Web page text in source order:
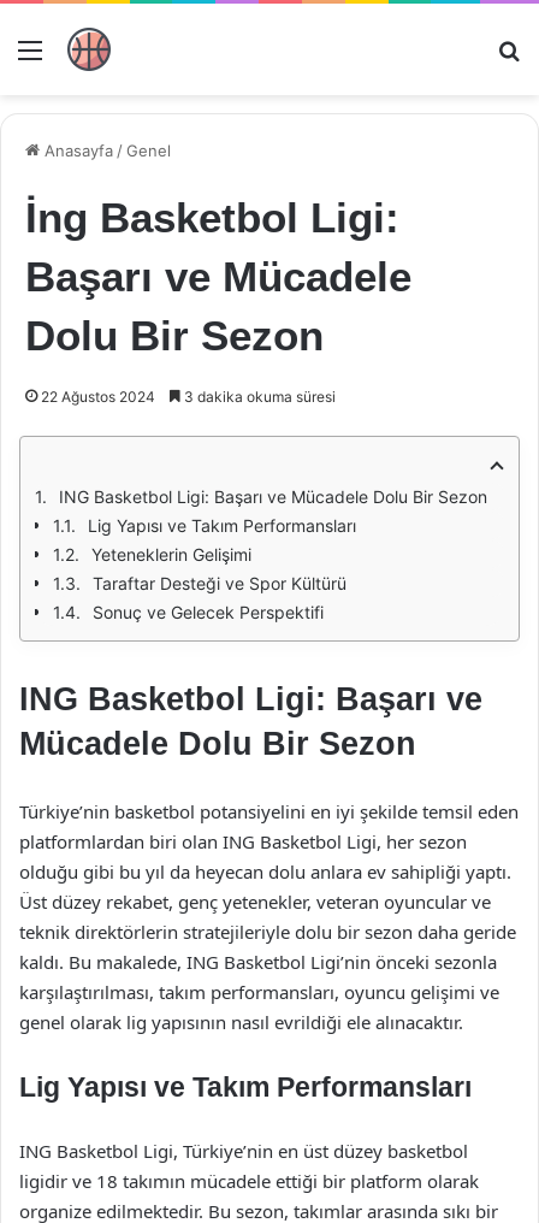
Menü
Anasayfa /Genel
İng Basketbol Ligi:
Başarı ve Mücadele
Dolu Bir Sezon
22 Ağustos 2024 3 dakika okuma süresi
ING Basketbol Ligi: Başarı ve Mücadele Dolu Bir Sezon
Lig Yapısı ve Takım Performansları
Yeteneklerin Gelişimi
Taraftar Desteği ve Spor Kültürü
Sonuç ve Gelecek Perspektifi
ING Basketbol Ligi: Başarı ve
Mücadele Dolu Bir Sezon
Türkiye’nin basketbol potansiyelini en iyi şekilde temsil eden
platformlardan biri olan ING Basketbol Ligi, her sezon
olduğu gibi bu yıl da heyecan dolu anlara ev sahipliği yaptı.
Üst düzey rekabet, genç yetenekler, veteran oyuncular ve
teknik direktörlerin stratejileriyle dolu bir sezon daha geride
kaldı. Bu makalede, ING Basketbol Ligi’nin önceki sezonla
karşılaştırılması, takım performansları, oyuncu gelişimi ve
genel olarak lig yapısının nasıl evrildiği ele alınacaktır.
Lig Yapısı ve Takım Performansları
ING Basketbol Ligi, Türkiye’nin en üst düzey basketbol
ligidir ve 18 takımın mücadele ettiği bir platform olarak
organize edilmektedir. Bu sezon, takımlar arasında sıkı bir